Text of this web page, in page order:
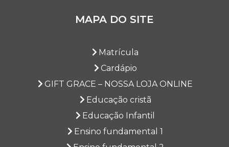
NOTÍCIA DE TURMA: CHOCOLATE QUENTE E
AMOR
NOTÍCIA DE TURMA: SEMANA DE
ACOLHIMENTO
AULA DE CAMPO: VILA DOS ANIMAIS
NOTÍCIA DE TURMA: RECADINHOS PARA O
MAPA DO SITE
Matrícula
Cardápio
GIFT GRACE – NOSSA LOJA ONLINE
Educação cristã
Educação Infantil
Ensino fundamental 1